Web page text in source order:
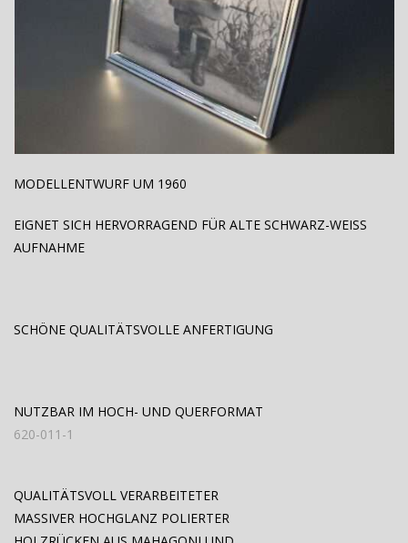
MODELLENTWURF UM 1960
EIGNET SICH HERVORRAGEND FÜR ALTE SCHWARZ-WEISS
AUFNAHME
SCHÖNE QUALITÄTSVOLLE ANFERTIGUNG
NUTZBAR IM HOCH- UND QUERFORMAT
620-011-1
QUALITÄTSVOLL VERARBEITETER
MASSIVER HOCHGLANZ POLIERTER